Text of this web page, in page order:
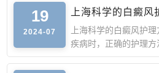
19
2024-07
上海科学的白癜风
上海科学的白癜风护
疾病时，正确的护理方
减少不适，促进治